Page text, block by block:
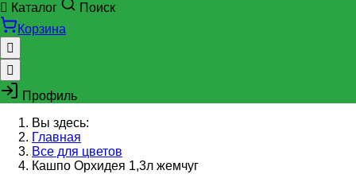
Каталог
Поиск
Корзина
Профиль
Вы здесь:
Главная
Все для цветов
Кашпо Орхидея 1,3л жемчуг